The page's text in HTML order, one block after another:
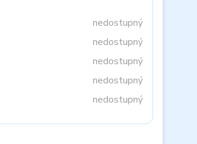
nedostupný
nedostupný
nedostupný
nedostupný
nedostupný